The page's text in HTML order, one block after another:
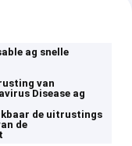
ag snelle
van
Disease ag
de uitrustings
de